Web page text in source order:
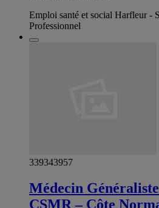
Emploi santé et social Harfleur -
Professionnel
339343957
Médecin
CSMR – Côte